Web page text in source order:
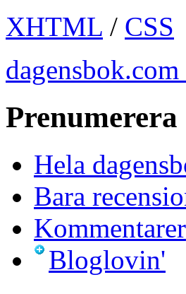
XHTML / CSS
dagensbok.com
Prenumerera
Hela
Bara
Kommentarer
Bloglovin'